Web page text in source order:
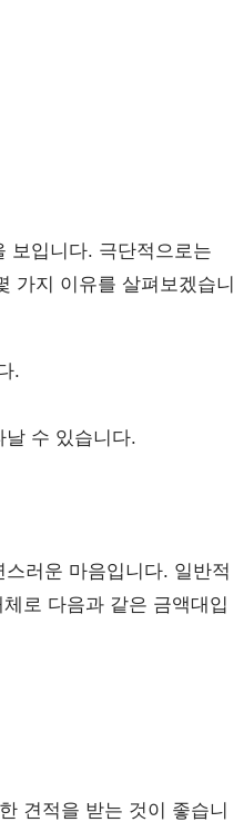
보입니다. 극단적으로는
가지 이유를 살펴보겠습니
.
수 있습니다.
러운 마음입니다. 일반적
로 다음과 같은 금액대입
견적을 받는 것이 좋습니